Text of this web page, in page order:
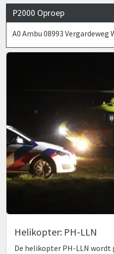
P2000 Oproep
A0 Ambu 08993 Vergardeweg
Helikopter: PH-LLN
De helikopter PH-LLN wordt